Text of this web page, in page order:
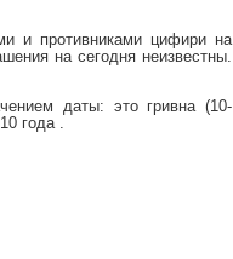
и противниками цифири на
на сегодня неизвестны.
даты: это гривна (10-
года .